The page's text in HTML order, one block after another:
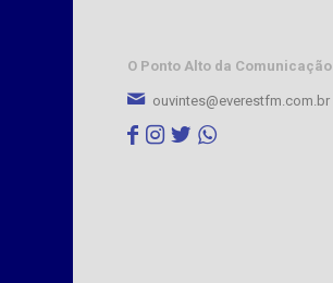
O Ponto Alto da Comunicação
ouvintes@everestfm.com.br